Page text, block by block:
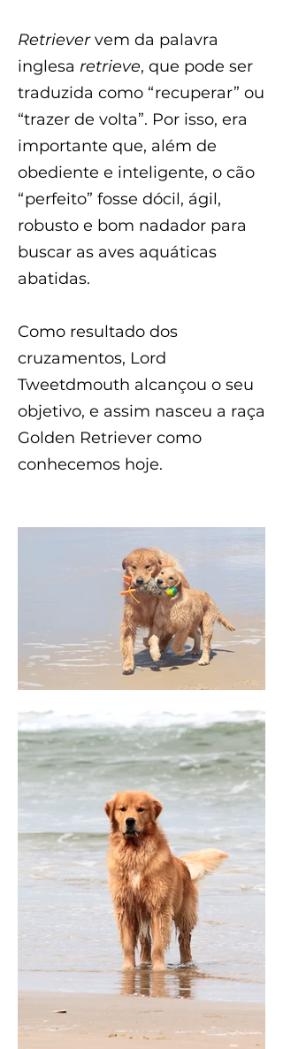
Retrievervem da palavra
inglesa retrieve, que pode ser
traduzida como “recuperar” ou
“trazer de volta”. Por isso, era
importante que, além de
obediente e inteligente, o cão
“perfeito” fosse dócil, ágil,
robusto e bom nadador para
buscar as aves aquáticas
abatidas.
Como resultado dos
cruzamentos, Lord
Tweetdmouth alcançou o seu
objetivo, e assim nasceu a raça
Golden Retriever como
conhecemos hoje.